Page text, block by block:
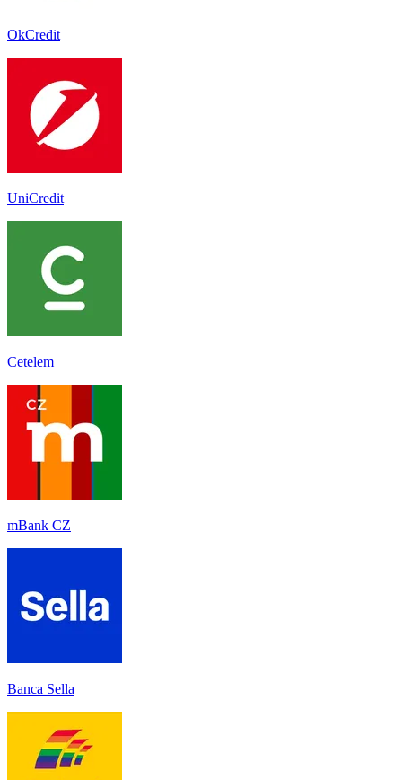
OkCredit
UniCredit
Cetelem
mBank CZ
Banca Sella